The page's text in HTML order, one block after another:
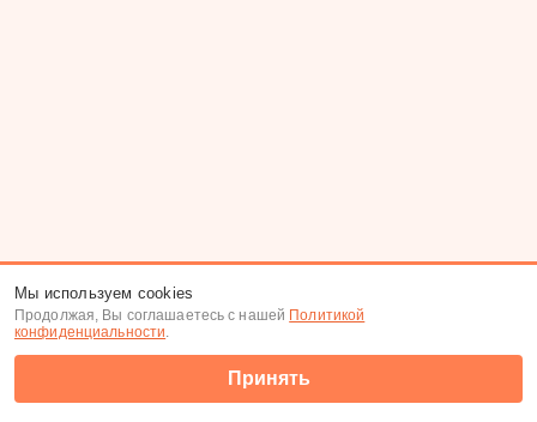
Мы используем cookies
Продолжая, Вы соглашаетесь с нашей Политикой
конфиденциальности.
Принять